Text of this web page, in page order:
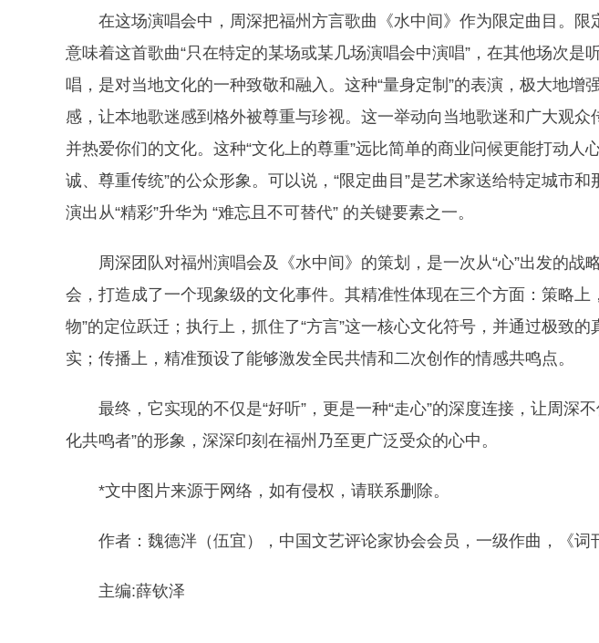
在这场演唱会中，周深把福州方言歌曲《水中间》作为限定曲目。限
意味着这首歌曲“只在特定的某场或某几场演唱会中演唱”，在其他场次是
唱，是对当地文化的一种致敬和融入。这种“量身定制”的表演，极大地增
感，让本地歌迷感到格外被尊重与珍视。这一举动向当地歌迷和广大观众
并热爱你们的文化。这种“文化上的尊重”远比简单的商业问候更能打动人
诚、尊重传统”的公众形象。可以说，“限定曲目”是艺术家送给特定城市
演出从“精彩”升华为 “难忘且不可替代” 的关键要素之一。
周深团队对福州演唱会及《水中间》的策划，是一次从“心”出发的战
会，打造成了一个现象级的文化事件。其精准性体现在三个方面：策略上
物”的定位跃迁；执行上，抓住了“方言”这一核心文化符号，并通过极致
实；传播上，精准预设了能够激发全民共情和二次创作的情感共鸣点。
最终，它实现的不仅是“好听”，更是一种“走心”的深度连接，让周深
化共鸣者”的形象，深深印刻在福州乃至更广泛受众的心中。
*文中图片来源于网络，如有侵权，请联系删除。
作者：魏德泮（伍宜），中国文艺评论家协会会员，一级作曲，《词
主编:薛钦泽